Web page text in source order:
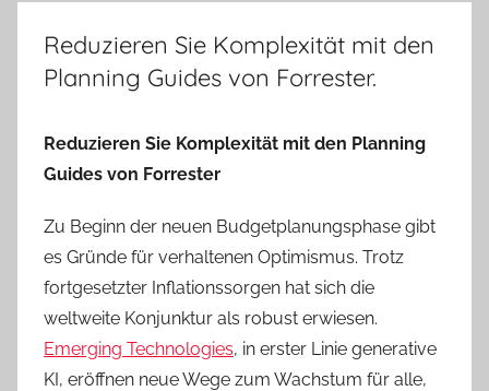
Reduzieren Sie Komplexität mit den
Planning Guides von Forrester.
Reduzieren Sie Komplexität mit den Planning
Guides von Forrester
Zu Beginn der neuen Budgetplanungsphase gibt
es Gründe für verhaltenen Optimismus. Trotz
fortgesetzter Inflationssorgen hat sich die
weltweite Konjunktur als robust erwiesen.
Emerging Technologies, in erster Linie generative
KI, eröffnen neue Wege zum Wachstum für alle,